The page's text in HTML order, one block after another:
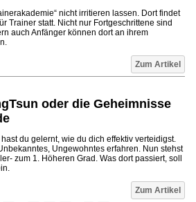
nicht irritieren lassen. Dort findet
Trainer statt. Nicht nur Fortgeschrittene sind
auch Anfänger können dort an ihrem
Zum Artikel
oder die Geheimnisse
du gelernt, wie du dich effektiv verteidigst.
Ungewohntes erfahren. Nun stehst
zum 1. Höheren Grad. Was dort passiert, soll
Zum Artikel